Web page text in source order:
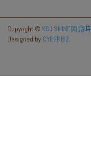
Copyright © K&J SHINE閃亮
Designed by CYBERBIZ.